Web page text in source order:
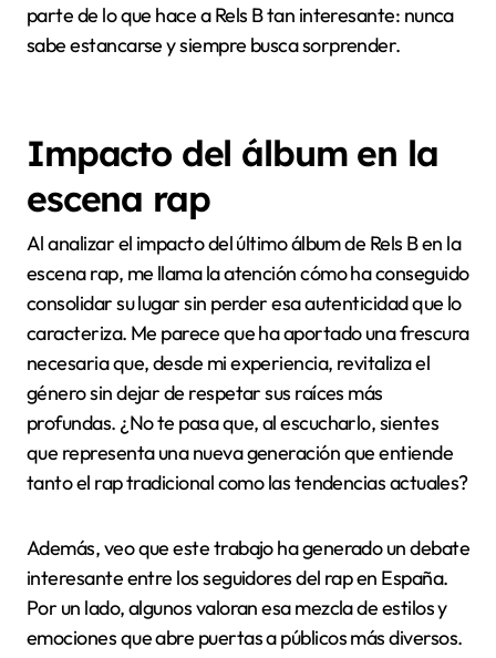
parte de lo que hace a Rels B tan interesante: nunca
sabe estancarse y siempre busca sorprender.
Impacto del álbum en la
escena rap
Al analizar el impacto del último álbum de Rels B en la
escena rap, me llama la atención cómo ha conseguido
consolidar su lugar sin perder esa autenticidad que lo
caracteriza. Me parece que ha aportado una frescura
necesaria que, desde mi experiencia, revitaliza el
género sin dejar de respetar sus raíces más
profundas. ¿No te pasa que, al escucharlo, sientes
que representa una nueva generación que entiende
tanto el rap tradicional como las tendencias actuales?
Además, veo que este trabajo ha generado un debate
interesante entre los seguidores del rap en España.
Por un lado, algunos valoran esa mezcla de estilos y
emociones que abre puertas a públicos más diversos.